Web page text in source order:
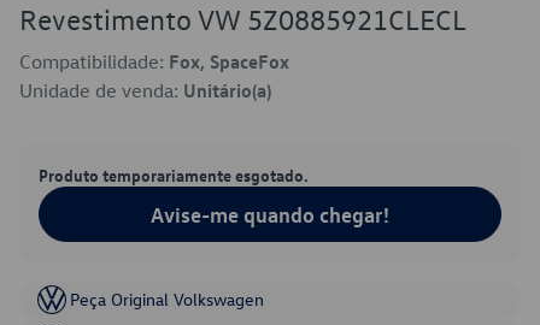
Revestimento VW 5Z0885921CLECL
Compatibilidade: Fox, SpaceFox
Unidade de venda: Unitário(a)
Produto temporariamente esgotado.
Avise-me quando chegar!
Peça Original Volkswagen